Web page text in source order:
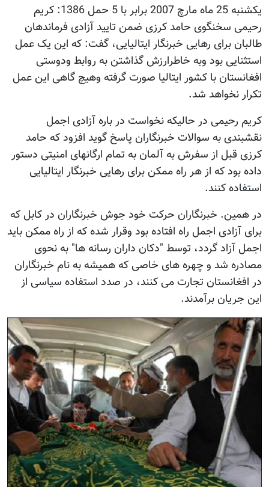
يکشنبه 25 ماه مارچ 2007 برابر با 5 حمل 1386: کریم
رحیمی سخنگوی حامد کرزی ضمن تایید آزادی فرماندهان
طالبان برای رهایی خبرنگار ایتالیایی، گفت: که این یک عمل
استثنایی بود وبه خاطرارزش گذاشتن به روابط ودوستی
افغانستان با کشور ایتالیا صورت گرفته وهیچ گاهی این عمل
تکرار نخواهد شد.
کریم رحیمی در حالیکه نخواست در باره آزادی اجمل
نقشبندی به سوالات خبرنگاران پاسخ گوید افزود که حامد
کرزی قبل از سفرش به آلمان به تمام ارگانهای امنیتی دستور
داده بود که از هر راه ممکن برای رهایی خبرنگار ایتالیایی
استفاده کنند.
در همین. خبرنگاران حرکت خود جوش خبرنگاران در کابل که
برای آزادی اجمل راه افتاده بود وقرار شده که از راه ممکن باید
اجمل آزاد گردد، توسط "دکان داران رسانه ها" به نحوی
مصادره شد و چهره های خاصی که همیشه به نام خبرنگاران
در افغانستان تجارت می کنند، در صدد استفاده سیاسی از
این جریان برآمدند.